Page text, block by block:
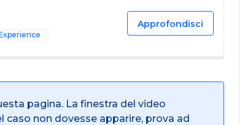
Approfondisci
pagina. La finestra del video
caso non dovesse apparire, prova ad